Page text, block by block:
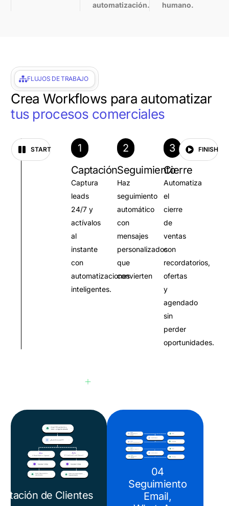
automatización.
humano.
FLUJOS DE TRABAJO
Crea Workflows para automatizar
tus procesos comerciales
START
1
Captación
Captura
leads
24/7 y
actívalos
al
instante
con
automatizaciones
inteligentes.
2
Seguimiento
Haz
seguimiento
automático
con
mensajes
personalizados
que
convierten
3
Cierre
Automatiza
el
cierre
de
ventas
con
recordatorios,
ofertas
y
agendado
sin
perder
oportunidades.
FINISH
de Clientes
04
Seguimiento
Email,